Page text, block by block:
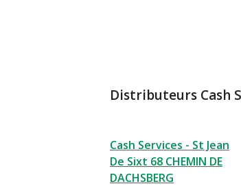
Distributeurs Cash
Cash Services - St Jean
De Sixt 68 CHEMIN DE
DACHSBERG